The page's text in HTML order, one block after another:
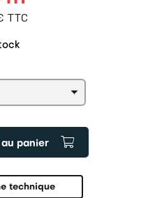
TTC
panier
technique